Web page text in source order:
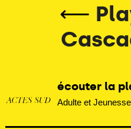
⟵
écouter la
Adulte et Jeunesse